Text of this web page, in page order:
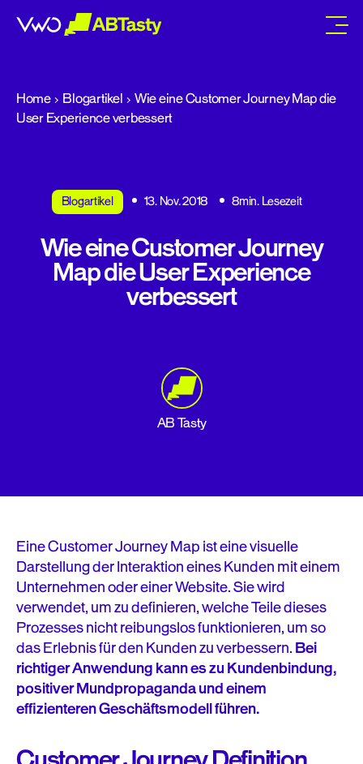
Home Blogartikel
Wie eine Customer Journey Map die
User Experience verbessert
Blogartikel 13. Nov. 2018 8min. Lesezeit
Wie eine Customer Journey
Map die User Experience
verbessert
AB Tasty
Eine Customer Journey Map ist eine visuelle
Darstellung der Interaktion eines Kunden mit einem
Unternehmen oder einer Website. Sie wird
verwendet, um zu definieren, welche Teile dieses
Prozesses nicht reibungslos funktionieren, um so
das Erlebnis für den Kunden zu verbessern.Bei
richtiger Anwendung kann es zu Kundenbindung,
positiver Mundpropaganda und einem
effizienteren Geschäftsmodell führen.